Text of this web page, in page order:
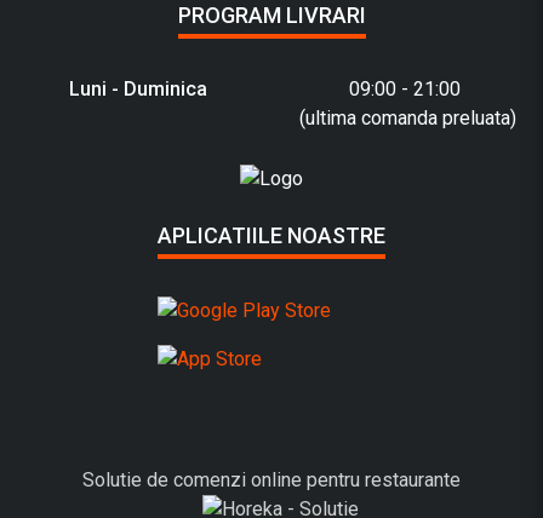
PROGRAM LIVRARI
Luni - Duminica
09:00 - 21:00
(ultima comanda preluata)
APLICATIILE NOASTRE
Solutie de comenzi online pentru restaurante